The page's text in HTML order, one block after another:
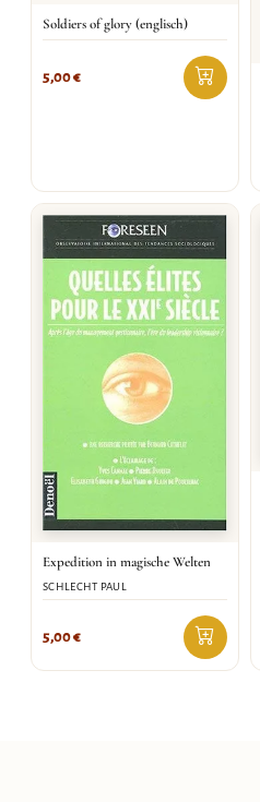
Soldiers of glory (englisch)
5,00€
Expedition in magische Welten
SCHLECHT PAUL
5,00€